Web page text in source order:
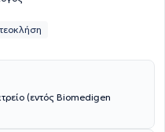
(εντός Biomedigen